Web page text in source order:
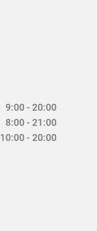
9:00 - 20:00
8:00 - 21:00
10:00 - 20:00